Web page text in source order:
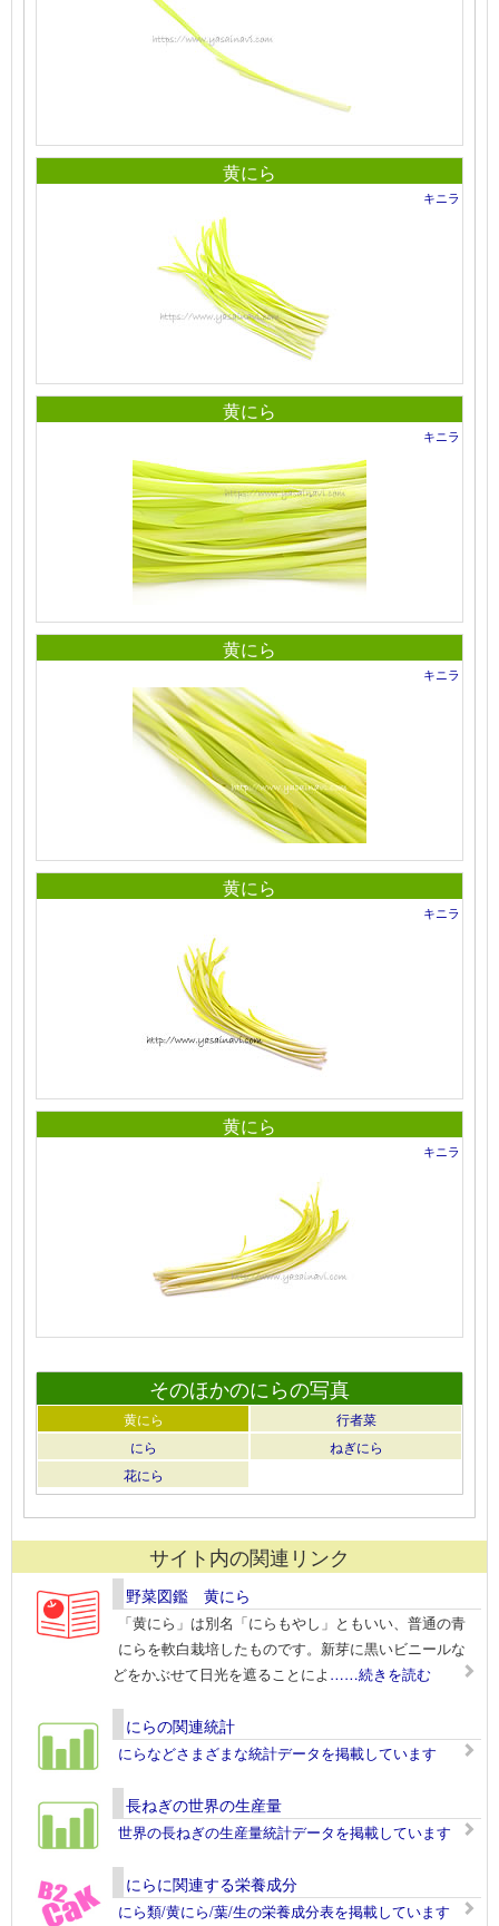
黄にら
キニラ
黄にら
キニラ
黄にら
キニラ
黄にら
キニラ
黄にら
キニラ
そのほかのにらの写真
黄にら
行者菜
にら
ねぎにら
花にら
サイト内の関連リンク
野菜図鑑 黄にら
「黄にら」は別名「にらもやし」ともいい、普通の青
にらを軟白栽培したものです。新芽に黒いビニールな
どをかぶせて日光を遮ることによ ……続きを読む
にらの関連統計
にらなどさまざまな統計データを掲載しています
長ねぎの世界の生産量
世界の長ねぎの生産量統計データを掲載しています
にらに関連する栄養成分
にら類/黄にら/葉/生の栄養成分表を掲載しています